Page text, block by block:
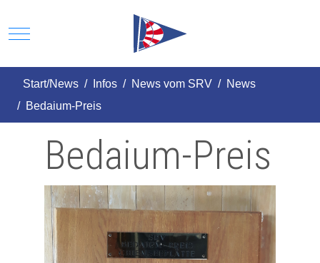
Mobile Menu Toggle
Start/News Infos News vom SRV
News
Bedaium-Preis
Bedaium-Preis